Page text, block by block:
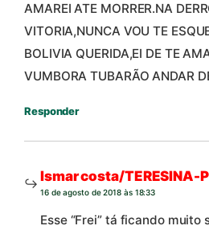
AMAREI ATE MORRER.NA
VITORIA,NUNCA VOU TE
BOLIVIA QUERIDA,EI DE TE
VUMBORA TUBARÃO ANDAR
Responder
Ismar costa/TERESINA-
16 de agosto de 2018 às 18:33
Esse “Frei” tá ficando muito